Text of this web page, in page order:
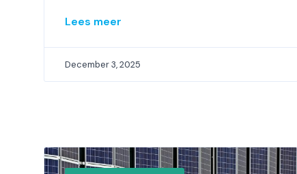
Lees meer
December 3, 2025